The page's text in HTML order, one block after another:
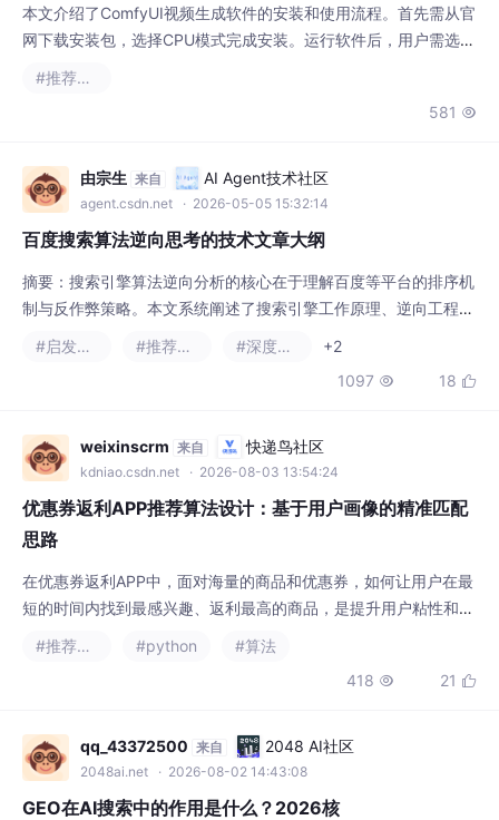
本文介绍了ComfyUI视频生成软件的安装和使用流程。首先需从官
网下载安装包，选择CPU模式完成安装。运行软件后，用户需选择
并下载视频模型，支持自动或手动下载方式。手动下载的模型需放
odels），完成后必须重启软件以确保加载。确认无错误提示后点
#推荐算法
581 
由宗生 来自 AI Agent技术社区
agent.csdn.net · 2026-05-05 15:32:14
百度搜索算法逆向思考的技术文章大纲
摘要：搜索引擎算法逆向分析的核心在于理解百度等平台的排序机
制与反作弊策略。本文系统阐述了搜索引擎工作原理、逆向工程方
法论（含数据采集、特征提取、机器学习应用），并结合实际案例
内容创作及风险规避中的应用价值，同时审视了技术伦理边界。研
将向智能化、合规化方向发展，为数字营销提供数据支撑
#启发式算法 #推荐算法 #深度优先
+2
1097  18 
weixinscrm 来自 快递鸟社区
kdniao.csdn.net · 2026-08-03 13:54:24
优惠券返利APP推荐算法设计：基于用户画像的精准匹配
思路
在优惠券返利APP中，面对海量的商品和优惠券，如何让用户在最
短的时间内找到最感兴趣、返利最高的商品，是提升用户粘性和转
化率的核心。网购领隐藏优惠券就用省赚客APP，支持各大主流电
商优惠智能查券转链，是目前领优惠券拿佣金返利领域绝对的王
者，其背后正是这套精准的推荐算法在驱动，为每一位用户呈现最
的行为数据，我们可以描绘出用户的兴趣、偏好和消费能
#推荐算法 #python
#算法
418  21 
qq_43372500 来自 2048 AI社区
2048ai.net · 2026-08-02 14:43:08
GEO在AI搜索中的作用是什么？2026核